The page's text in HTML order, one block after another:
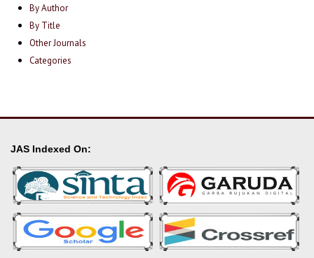
By Author
By Title
Other Journals
Categories
JAS Indexed On: